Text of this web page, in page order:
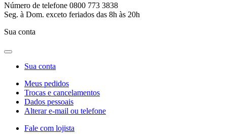
Número de telefone 0800 773 3838
Seg. à Dom. exceto feriados das 8h às 20h
Sua conta
Sua conta
Meus pedidos
Trocas e cancelamentos
Dados pessoais
Alterar e-mail ou telefone
Fale com lojista